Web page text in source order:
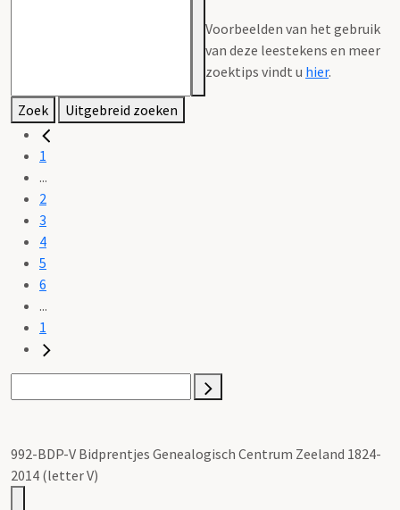
Voorbeelden van het gebruik
van deze leestekens en meer
zoektips vindt u hier.
Zoek Uitgebreid zoeken
1
...
2
3
4
5
6
...
1
992-BDP-V Bidprentjes Genealogisch Centrum Zeeland 1824-
2014 (letter V)